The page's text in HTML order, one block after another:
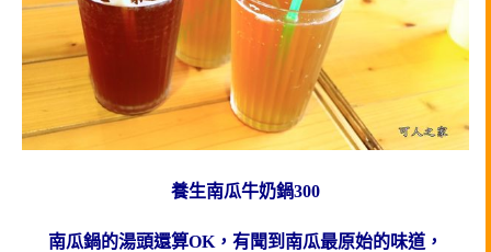
養生南瓜牛奶鍋300
南瓜鍋的湯頭還算OK，有聞到南瓜最原始的味道，